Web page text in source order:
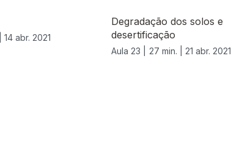
14 abr. 2021
Degradação dos solos e
desertificação
Aula 23 | 27 min. | 21 abr. 2021